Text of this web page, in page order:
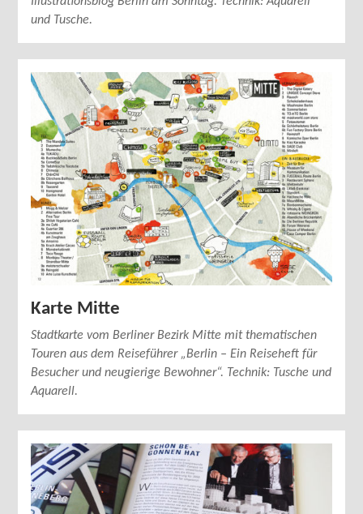
und Tusche.
Karte Mitte
Stadtkarte vom Berliner Bezirk Mitte mit thematischen
Touren aus dem Reiseführer „Berlin – Ein Reiseheft für
Besucher und neugierige Bewohner“. Technik: Tusche und
Aquarell.